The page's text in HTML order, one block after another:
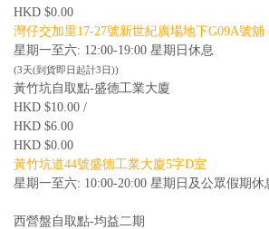
HKD $0.00
灣仔交加里17-27號新世紀廣場地下G09A號舖
星期一至六: 12:00-19:00 星期日休息
(3天(到貨即日起計3日))
黃竹坑自取點-盛德工業大廈
HKD $10.00 /
HKD $6.00
HKD $0.00
黃竹坑道44號盛德工業大廈5字D室
星期一至六: 10:00-20:00 星期日及公眾假期休
西營盤自取點-均益二期